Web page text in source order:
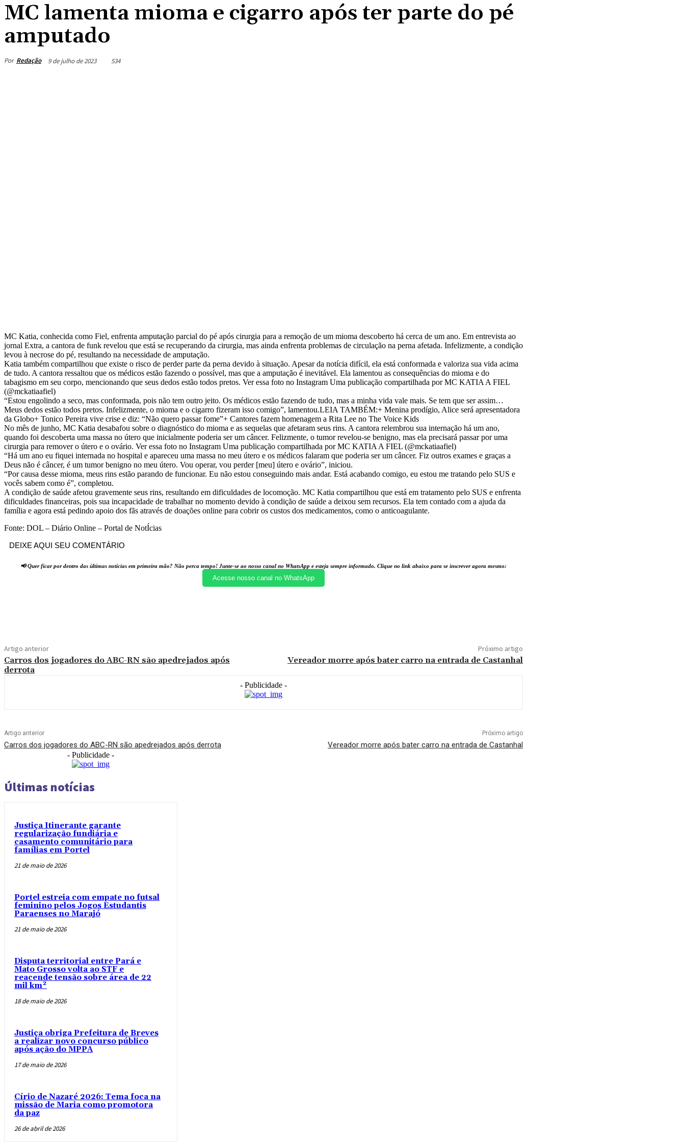
MC lamenta mioma e cigarro após ter parte do pé
amputado
Por Redação 9 de julho de 2023 534
MC Katia, conhecida como Fiel, enfrenta amputação parcial do pé após cirurgia para a remoção de um mioma descoberto há cerca de um ano. Em entrevista ao
jornal Extra, a cantora de funk revelou que está se recuperando da cirurgia, mas ainda enfrenta problemas de circulação na perna afetada. Infelizmente, a condição
levou à necrose do pé, resultando na necessidade de amputação.
Katia também compartilhou que existe o risco de perder parte da perna devido à situação. Apesar da notícia difícil, ela está conformada e valoriza sua vida acima
de tudo. A cantora ressaltou que os médicos estão fazendo o possível, mas que a amputação é inevitável. Ela lamentou as consequências do mioma e do
tabagismo em seu corpo, mencionando que seus dedos estão todos pretos. Ver essa foto no Instagram Uma publicação compartilhada por MC KATIA A FIEL
(@mckatiaafiel)
“Estou engolindo a seco, mas conformada, pois não tem outro jeito. Os médicos estão fazendo de tudo, mas a minha vida vale mais. Se tem que ser assim…
Meus dedos estão todos pretos. Infelizmente, o mioma e o cigarro fizeram isso comigo”, lamentou.LEIA TAMBÉM:+ Menina prodígio, Alice será apresentadora
da Globo+ Tonico Pereira vive crise e diz: “Não quero passar fome”+ Cantores fazem homenagem a Rita Lee no The Voice Kids
No mês de junho, MC Katia desabafou sobre o diagnóstico do mioma e as sequelas que afetaram seus rins. A cantora relembrou sua internação há um ano,
quando foi descoberta uma massa no útero que inicialmente poderia ser um câncer. Felizmente, o tumor revelou-se benigno, mas ela precisará passar por uma
cirurgia para remover o útero e o ovário. Ver essa foto no Instagram Uma publicação compartilhada por MC KATIA A FIEL (@mckatiaafiel)
“Há um ano eu fiquei internada no hospital e apareceu uma massa no meu útero e os médicos falaram que poderia ser um câncer. Fiz outros exames e graças a
Deus não é câncer, é um tumor benigno no meu útero. Vou operar, vou perder [meu] útero e ovário”, iniciou.
“Por causa desse mioma, meus rins estão parando de funcionar. Eu não estou conseguindo mais andar. Está acabando comigo, eu estou me tratando pelo SUS e
vocês sabem como é”, completou.
A condição de saúde afetou gravemente seus rins, resultando em dificuldades de locomoção. MC Katia compartilhou que está em tratamento pelo SUS e enfrenta
dificuldades financeiras, pois sua incapacidade de trabalhar no momento devido à condição de saúde a deixou sem recursos. Ela tem contado com a ajuda da
família e agora está pedindo apoio dos fãs através de doações online para cobrir os custos dos medicamentos, como o anticoagulante.
Fonte: DOL – Diário Online – Portal de NotÍcias
DEIXE AQUI SEU COMENTÁRIO
📢 Quer ficar por dentro das últimas notícias em primeira mão? Não perca tempo! Junte-se ao nosso canal no WhatsApp e esteja sempre informado. Clique no link abaixo para se inscrever agora mesmo:
Acesse nosso canal no WhatsApp
Artigo anterior
Carros dos jogadores do ABC-RN são apedrejados após
derrota
Próximo artigo
Vereador morre após bater carro na entrada de Castanhal
- Publicidade -
Artigo anterior
Carros dos jogadores do ABC-RN são apedrejados após derrota
Próximo artigo
Vereador morre após bater carro na entrada de Castanhal
- Publicidade -
Últimas notícias
Justiça Itinerante garante
regularização fundiária e
casamento comunitário para
famílias em Portel
21 de maio de 2026
Portel estreia com empate no futsal
feminino pelos Jogos Estudantis
Paraenses no Marajó
21 de maio de 2026
Disputa territorial entre Pará e
Mato Grosso volta ao STF e
reacende tensão sobre área de 22
mil km²
18 de maio de 2026
Justiça obriga Prefeitura de Breves
a realizar novo concurso público
após ação do MPPA
17 de maio de 2026
Círio de Nazaré 2026: Tema foca na
missão de Maria como promotora
da paz
26 de abril de 2026